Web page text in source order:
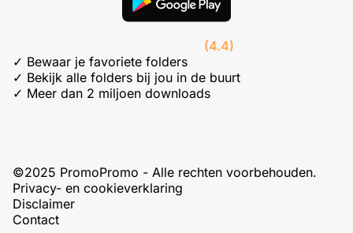
(4.4)
✓ Bewaar je favoriete folders
✓ Bekijk alle folders bij jou in de buurt
✓ Meer dan 2 miljoen downloads
©2025 PromoPromo - Alle rechten voorbehouden.
Privacy- en cookieverklaring
Disclaimer
Contact